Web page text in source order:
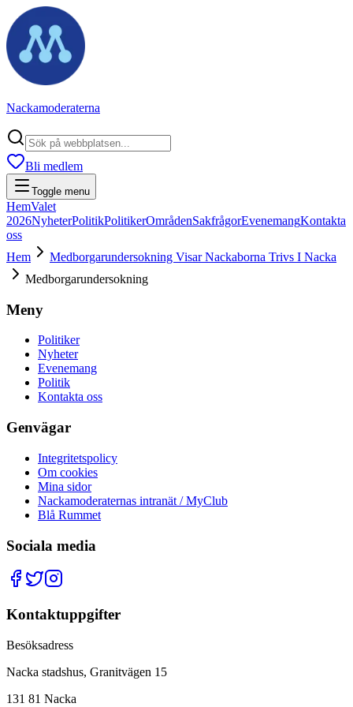
Nackamoderaterna
Bli medlem
Toggle menu
HemValet
2026NyheterPolitikPolitikerOmrådenSakfrågorEvenemangKontakta
oss
Hem
Medborgarundersokning Visar Nackaborna Trivs I Nacka
Medborgarundersokning
Meny
Politiker
Nyheter
Evenemang
Politik
Kontakta oss
Genvägar
Integritetspolicy
Om cookies
Mina sidor
Nackamoderaternas intranät / MyClub
Blå Rummet
Sociala media
Kontaktuppgifter
Besöksadress
Nacka stadshus, Granitvägen 15
131 81 Nacka